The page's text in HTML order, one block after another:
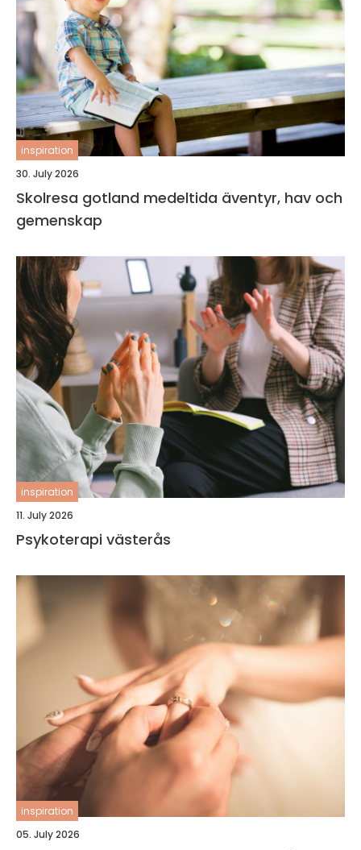
inspiration
30. July 2026
Skolresa gotland medeltida äventyr, hav och
gemenskap
inspiration
11. July 2026
Psykoterapi västerås
inspiration
05. July 2026